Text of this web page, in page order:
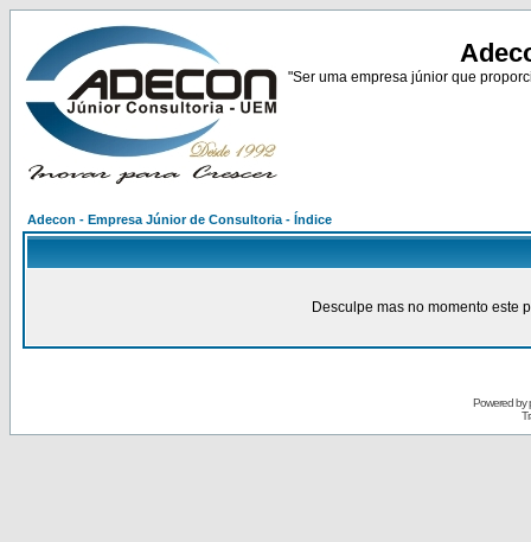
"Ser uma empresa júnior que
Adecon - Empresa Júnior de Consultoria - Índice
Desculpe mas no momento este
Powered by